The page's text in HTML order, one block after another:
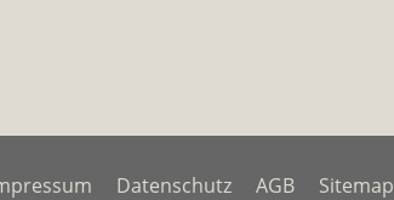
Datenschutz AGB Sitemap